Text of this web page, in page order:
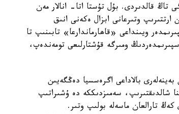
تاڭ قالدىردى. بۇل تۇستا اتا- انالار مەن
وتىرعانى ابزال ەكەنى انىق
ويىنداعى «قاھارماندارعا» تابىنىپ تا
ومىرگە قۇشتارلىعى تومەندەپ،
بالاداعى اگرەسسيا دەڭگەيىن
شالدىقتىرىپ، سەمىزدىككە دە ۇشىراتىپ
تارالعان ماسەلە بولىپ وتىر.